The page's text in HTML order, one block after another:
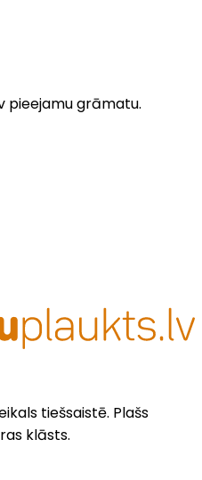
pieejamu grāmatu.
tiešsaistē. Plašs
klāsts.